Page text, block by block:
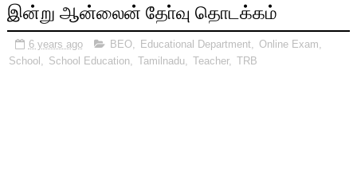
இன்று ஆன்லைன் தோ்வு தொடக்கம்
6 years ago BEO, Educational Department Online Exam
School
School Education, Tamilnadu Teacher, TRB